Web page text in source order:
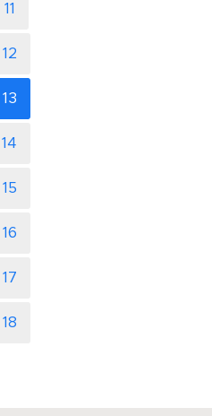
11
12
13
14
15
16
17
18